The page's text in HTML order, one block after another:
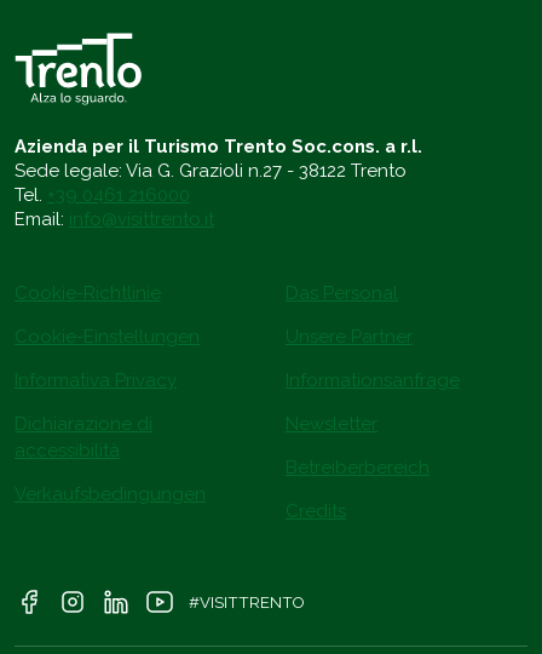
Azienda per il Turismo Trento Soc.cons. a r.l.
Sede legale: Via G. Grazioli n.27 - 38122 Trento
Tel. +39 0461 216000
Email: info@visittrento.it
Cookie-Richtlinie
Cookie-Einstellungen
Informativa Privacy
Dichiarazione di
accessibilità
Verkaufsbedingungen
Das Personal
Unsere Partner
Informationsanfrage
Newsletter
Betreiberbereich
Credits
#VISITTRENTO